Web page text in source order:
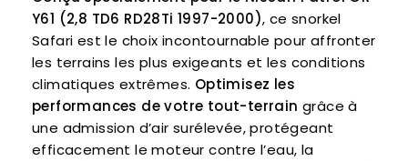
Y61 (2,8 TD6 RD28Ti 1997-2000), ce snorkel
Safari est le choix incontournable pour affronter
les terrains les plus exigeants et les conditions
climatiques extrêmes. Optimisez les
performances de votre tout-terrain grâce à
une admission d’air surélevée, protégeant
efficacement le moteur contre l’eau, la